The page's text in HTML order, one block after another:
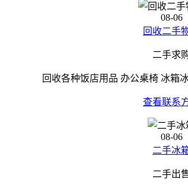
08-06
回收二手
二手求
回收各种饭店用品 办公桌椅 冰箱
查看联系
08-06
二手冰
二手出